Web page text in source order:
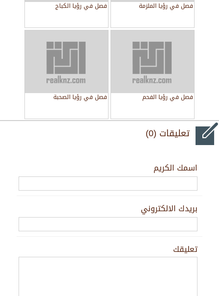
فصل في رؤيا الملزمة فصل في رؤيا الكباج
فصل في رؤيا الفحم فصل في رؤيا الصحبة
تعليقات (0)
اسمك الكريم
بريدك الالكتروني
تعليقك